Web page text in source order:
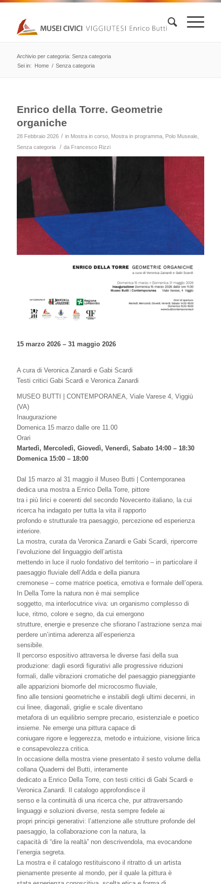
Archivio per categoria: Senza categoria
Sei in:
Home / Senza categoria
Enrico della Torre. Geometrie
organiche
28 Febbraio 2026 / in Mostra in corso, Mostra in programma, Polo Museale,
Senza categoria
/ da Francesco Rizzi
15 marzo 2026 – 31 maggio 2026
A cura di Veronica Zanardi e Gabi Scardi
Testi critici Gabi Scardi e Veronica Zanardi
MUSEO BUTTI | CONTEMPORANEA, Viale Varese 4, Viggiù
(VA)
Inaugurazione
Domenica 15 marzo dalle ore 11.00
Orari
Martedì, Mercoledì, Giovedì, Venerdì, Sabato 14:00 – 18:30
Domenica 15:00 – 18:00
Dal 15 marzo al 31 maggio il Museo Butti | Contemporanea
dedica una mostra a Enrico Della Torre, pittore
tra i più lirici e coerenti del secondo Novecento italiano, la cui
ricerca ha indagato per tutta la vita il rapporto
profondo e strutturale tra paesaggio, percezione ed esperienza
interiore.
La mostra, curata da Veronica Zanardi e Gabi Scardi, ripercorre
l’evoluzione del linguaggio dell’artista
mettendo in luce il ruolo fondativo del territorio – in particolare il
paesaggio fluviale dell’Adda e della pianura
cremonese – come matrice poetica, emotiva e formale dell’opera.
In Della Torre la natura non è mai semplice
soggetto, ma interlocutrice viva: un organismo complesso di
luce, ritmo, colore e segno, da cui emergono
strutture, energie e presenze che sfiorano l’astrazione senza mai
perdere un’intima aderenza all’esperienza
sensibile.
Il percorso espositivo attraversa le diverse fasi della sua
produzione: dagli esordi figurativi alle progressive riduzioni
formali, dalle vibrazioni cromatiche del paesaggio pianeggiante
alle apparizioni biomorfe del microcosmo fluviale,
fino alle tensioni geometriche e instabili degli ultimi decenni, in
cui linee, diagonali, griglie e scale diventano
metafora di un equilibrio sempre precario, esistenziale e poetico
insieme. Ne emerge una pittura capace di
coniugare rigore e leggerezza, metodo e intuizione, visione lirica
e consapevolezza critica.
In occasione della mostra viene presentato il sesto volume della
collana Quaderni del Butti, interamente
dedicato a Enrico Della Torre, con testi critici di Gabi Scardi e
Veronica Zanardi. Il catalogo approfondisce il
senso e la continuità di una ricerca che, pur attraversando
linguaggi e soluzioni diverse, resta sempre fedele ai
propri principi generativi: l’attenzione alle strutture profonde del
paesaggio, la collaborazione con la natura, la
capacità di “dire la realtà” non descrivendola, ma evocandone
l’energia segreta.
La mostra e il catalogo restituiscono il ritratto di un artista
pienamente presente al mondo, per il quale la pittura è